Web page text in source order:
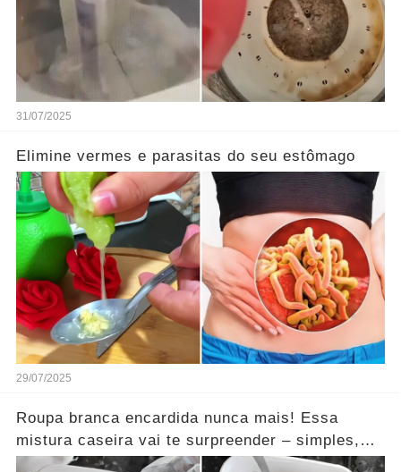
31/07/2025
Elimine vermes e parasitas do seu estômago
29/07/2025
Roupa branca encardida nunca mais! Essa
mistura caseira vai te surpreender – simples,
barata e funciona mesmo!